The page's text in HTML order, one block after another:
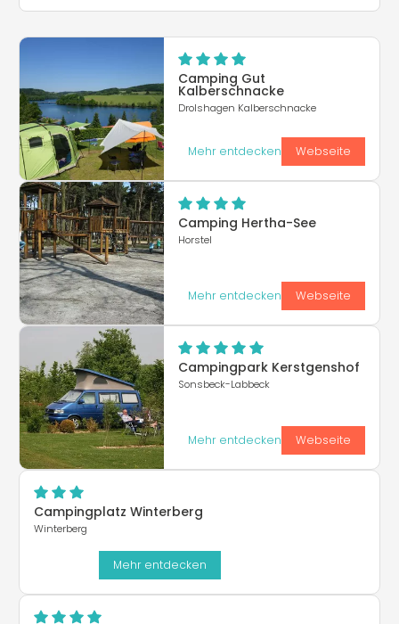
Camping Gut
Kalberschnacke
Drolshagen Kalberschnacke
Mehr entdecken Webseite
Camping Hertha-See
Horstel
Mehr entdecken Webseite
Campingpark Kerstgenshof
Sonsbeck-Labbeck
Mehr entdecken Webseite
Campingplatz Winterberg
Winterberg
Mehr entdecken